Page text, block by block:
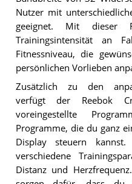
Nutzer mit
geeignet. Mit dieser
Trainingsintensität an
Fitnessniveau, die
persönlichen Vorlieben
Zusätzlich zu den
verfügt der Reebok
voreingestellte
Programme, die du ganz
Display steuern
verschiedene
Distanz und